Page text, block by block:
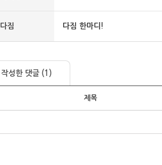
다짐 다짐 한마디!
작성한 댓글 (1)
제목